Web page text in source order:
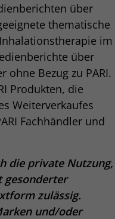
über
thematische
im
über
ohne Bezug zu PARI.
Produkten, die
Weiterverkaufes
Fachhändler und
die private Nutzung,
gesonderter
zulässig.
und/oder